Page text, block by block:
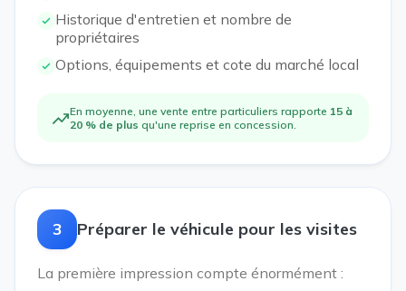
Historique d'entretien et nombre de
propriétaires
Options, équipements et cote du marché local
En moyenne, une vente entre particuliers rapporte 15 à
20 % de plus qu'une reprise en concession.
3 Préparer le véhicule pour les visites
La première impression compte énormément :